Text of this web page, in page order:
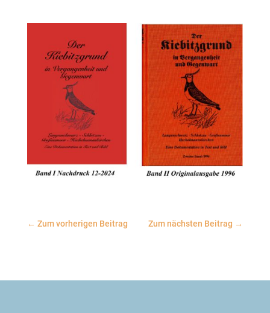
← Zum vorherigen Beitrag Zum nächsten Beitrag →